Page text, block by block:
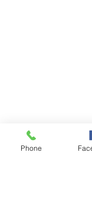
Phone